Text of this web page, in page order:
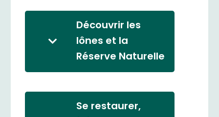
Découvrir les
lônes et la
Réserve Naturelle
Se restaurer,